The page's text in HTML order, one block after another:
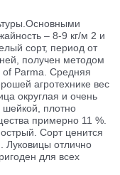
– 8-9 кг/м 2 и
сорт, период от
получен методом
of Parma. Средняя
агротехнике вес
округлая и очень
шейкой, плотно
примерно 11 %.
Сорт ценится
Луковицы отлично
для всех